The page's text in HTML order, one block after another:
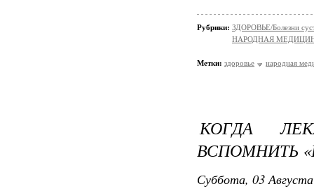
Рубрики: ЗДОРОВЬЕ/Болезни
НАРОДНАЯ
Метки: здоровье народная
КОГДА
ВСПОМНИТЬ
Суббота, 03